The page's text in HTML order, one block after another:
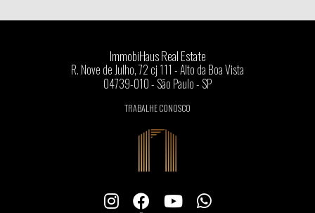
ImmobiHaus Real Estate
R. Nove de Julho, 72 cj 111 - Alto da Boa Vista
04739-010 - São Paulo - SP
TRABALHE CONOSCO